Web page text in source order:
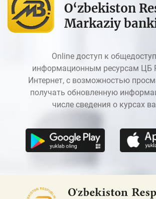
O‘zbekiston
Markaziy
Online доступ к
информационным ресурсам ЦБ
Интернет, с возможностью
получать обновленную
числе сведения о курсах